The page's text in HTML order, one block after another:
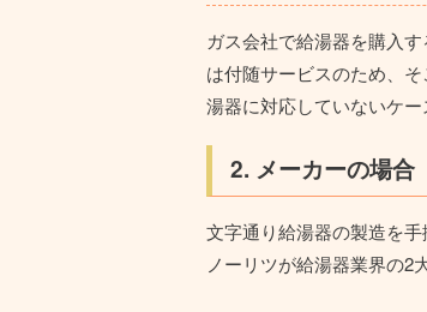
ガス会社で給湯器を購入す
は付随サービスのため、
湯器に対応していないケー
2. メーカーの場合
文字通り給湯器の製造を
ノーリツが給湯器業界の2